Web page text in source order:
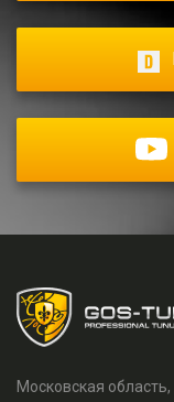
Московская